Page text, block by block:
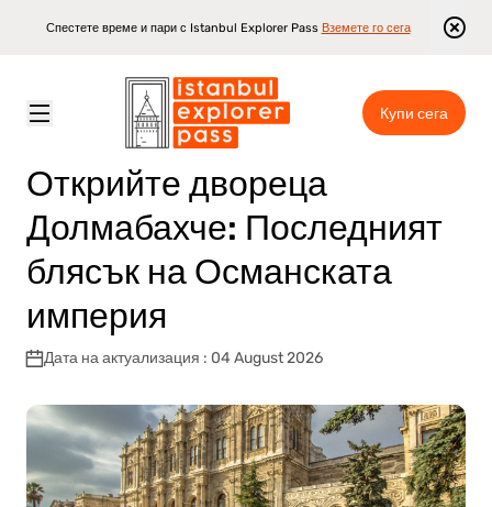
Спестете време и пари с Istanbul Explorer Pass Вземете го сега
Купи сега
Istanbul Explorer Pass \ Блог \ Открийте двореца Долмабахче: Последният блясък на Османската империя
Открийте двореца
Долмабахче: Последният
блясък на Османската
империя
Дата на актуализация : 04 August 2026